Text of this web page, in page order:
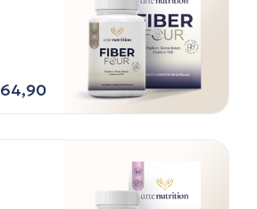
64,90